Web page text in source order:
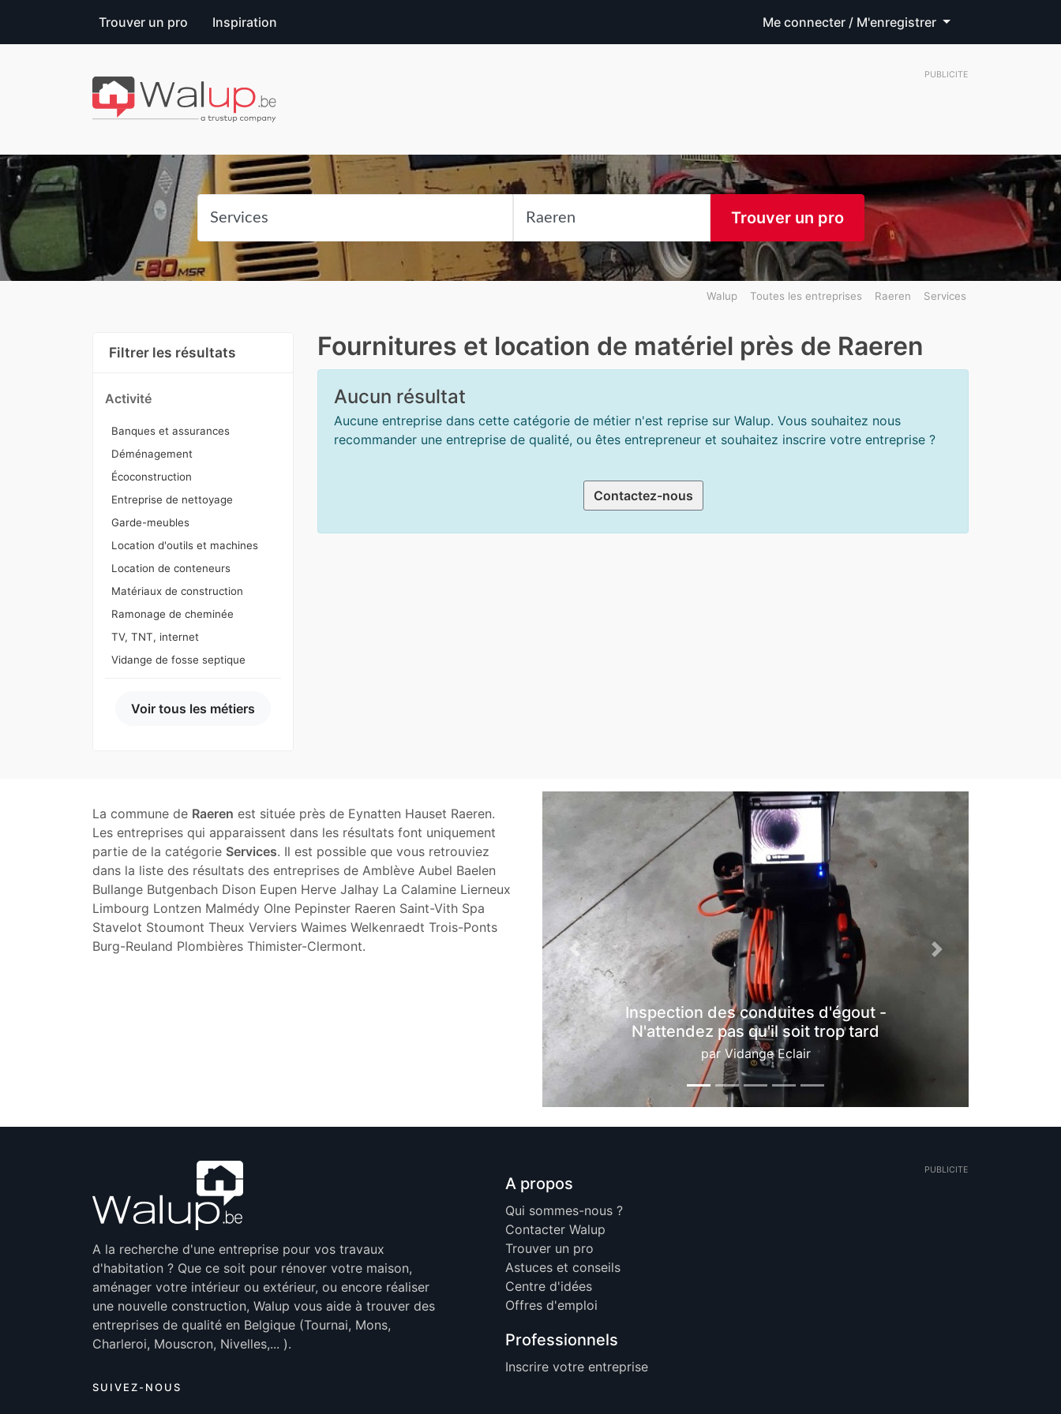
Trouver un pro Inspiration Me connecter / M'enregistrer
PUBLICITE
Trouver un pro
Walup Toutes les entreprises Raeren Services
Filtrer les résultats
Activité
Banques et assurances
Déménagement
Écoconstruction
Entreprise de nettoyage
Garde-meubles
Location d'outils et machines
Location de conteneurs
Matériaux de construction
Ramonage de cheminée
TV, TNT, internet
Vidange de fosse septique
Voir tous les métiers
Fournitures et location de matériel près de Raeren
Aucun résultat
Aucune entreprise dans cette catégorie de métier n'est reprise sur Walup. Vous souhaitez nous
recommander une entreprise de qualité, ou êtes entrepreneur et souhaitez inscrire votre entreprise ?
Contactez-nous
La commune de Raeren est située près de Eynatten Hauset Raeren.
Les entreprises qui apparaissent dans les résultats font uniquement
partie de la catégorie Services. Il est possible que vous retrouviez
dans la liste des résultats des entreprises de Amblève Aubel Baelen
Bullange Butgenbach Dison Eupen Herve Jalhay La Calamine Lierneux
Limbourg Lontzen Malmédy Olne Pepinster Raeren Saint-Vith Spa
Stavelot Stoumont Theux Verviers Waimes Welkenraedt Trois-Ponts
Burg-Reuland Plombières Thimister-Clermont.
Inspection des conduites d'égout -
N'attendez pas qu'il soit trop tard
par Vidange Eclair
Previous Next
A la recherche d'une entreprise pour vos travaux
d'habitation ? Que ce soit pour rénover votre maison,
aménager votre intérieur ou extérieur, ou encore réaliser
une nouvelle construction, Walup vous aide à trouver des
entreprises de qualité en Belgique (Tournai, Mons,
Charleroi, Mouscron, Nivelles,... ).
SUIVEZ-NOUS
A propos
Qui sommes-nous ?
Contacter Walup
Trouver un pro
Astuces et conseils
Centre d'idées
Offres d'emploi
Professionnels
Inscrire votre entreprise
PUBLICITE